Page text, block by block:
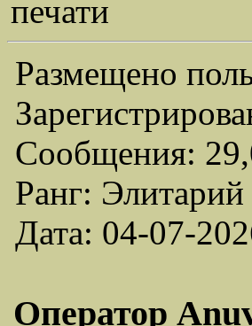
печати
Размещено
Сообщения:
Ранг:
Дата: 04-07-
Оператор